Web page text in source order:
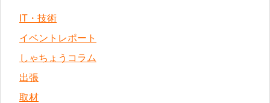
IT・技術
イベントレポート
しゃちょうコラム
出張
取材